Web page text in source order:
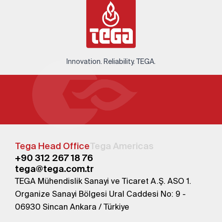
Innovation. Reliability. TEGA.
Tega Head OfficeTega Americas
+90 312 267 18 76
tega@tega.com.tr
TEGA Mühendislik Sanayi ve Ticaret A.Ş. ASO 1.
Organize Sanayi Bölgesi Ural Caddesi No: 9 -
06930 Sincan Ankara / Türkiye